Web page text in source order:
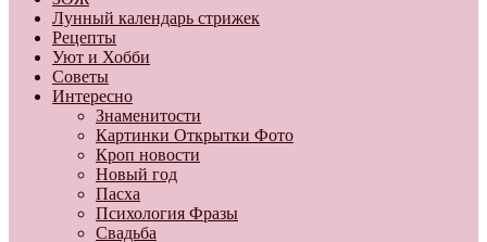
Лунный календарь стрижек
Рецепты
Уют и Хобби
Советы
Интересно
Знаменитости
Картинки Открытки Фото
Кроп новости
Новый год
Пасха
Психология Фразы
Свадьба